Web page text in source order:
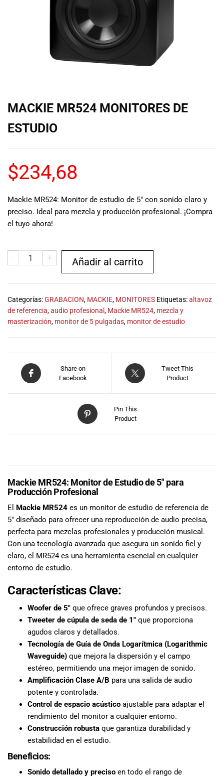
mercado,
desde
guitarras, bajos
hasta
También
para satisfacer
todas las
música está
encontrar el
instrumento o
equipo de
mejor servicio
al cliente
ofrecemos
precios
visitarnos en
nuestra tienda
física en Quito,
o haz tu
compra en
línea a través
de nuestra
pedido en la
comodidad de
tu hogar.
¡Descubre el
mundo de la
música con
Import Music
Ecuador!
MACKIE MR524 MONITORES DE
ESTUDIO
$234,68
Mackie MR524: Monitor de estudio de 5″ con sonido claro y
preciso. Ideal para mezcla y producción profesional. ¡Compra
el tuyo ahora!
- + Añadir al carrito
Categorías:GRABACION, MACKIE, MONITORES Etiquetas:altavoz
de referencia,audio profesional , Mackie MR524, mezcla y
masterización, monitor de 5 pulgadas, monitor de estudio
Share on
Facebook
Tweet This
Product
Pin This
Product
Mackie MR524: Monitor de Estudio de 5″ para
Producción Profesional
El Mackie MR524 es un monitor de estudio de referencia de
5″ diseñado para ofrecer una reproducción de audio precisa,
perfecta para mezclas profesionales y producción musical.
Con una tecnología avanzada que asegura un sonido fiel y
claro, el MR524 es una herramienta esencial en cualquier
entorno de estudio.
Características Clave:
Woofer de 5″ que ofrece graves profundos y precisos.
Tweeter de cúpula de seda de 1″ que proporciona
agudos claros y detallados.
Tecnología de Guía de Onda Logarítmica (Logarithmic
Waveguide) que mejora la dispersión y el campo
estéreo, permitiendo una mejor imagen de sonido.
Amplificación Clase A/B para una salida de audio
potente y controlada.
Control de espacio acústico ajustable para adaptar el
rendimiento del monitor a cualquier entorno.
Construcción robusta que garantiza durabilidad y
estabilidad en el estudio.
Beneficios:
Sonido detallado y preciso en todo el rango de